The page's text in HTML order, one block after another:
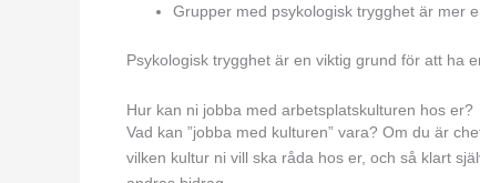
Grupper med psykologisk trygghet är mer
Psykologisk trygghet är en viktig grund för att ha
Hur kan ni jobba med arbetsplatskulturen hos er?
Vad kan ”jobba med kulturen” vara? Om du är
vilken kultur ni vill ska råda hos er, och så klart